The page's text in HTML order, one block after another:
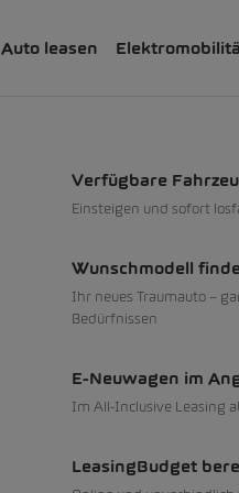
Auto leasen
Verfügbare
Einsteigen und sofort
Wunschmodell
Ihr neues Traumauto –
Bedürfnissen
E-Neuwagen im
Im All-Inclusive Leasing
LeasingBudget